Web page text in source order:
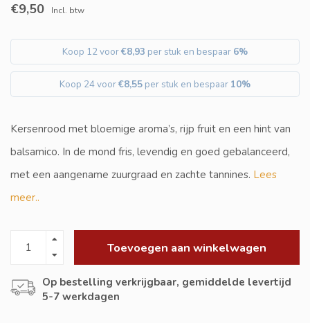
€9,50 Incl. btw
Koop 12 voor€8,93 per stuk en bespaar 6%
Koop 24 voor€8,55 per stuk en bespaar 10%
Kersenrood met bloemige aroma’s, rijp fruit en een hint van
balsamico. In de mond fris, levendig en goed gebalanceerd,
met een aangename zuurgraad en zachte tannines. Lees
meer..
Toevoegen aan winkelwagen
Op bestelling verkrijgbaar, gemiddelde levertijd
5-7 werkdagen